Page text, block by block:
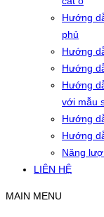
Hướng
phủ
Hướng
Hướng
Hướng
với mẫu
Hướng
Hướng
Năng
LIÊN HỆ
MAIN MENU